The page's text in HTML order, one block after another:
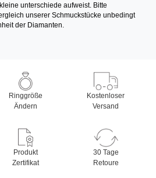
unterschiede aufweist. Bitte
unserer Schmuckstücke unbedingt
der Diamanten.
Ringgröße
Ändern
Kostenloser
Versand
Produkt
Zertifikat
30 Tage
Retoure